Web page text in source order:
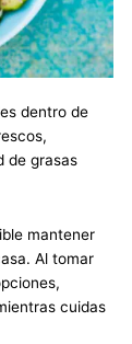
dentro de
de grasas
mantener
Al tomar
cuidas